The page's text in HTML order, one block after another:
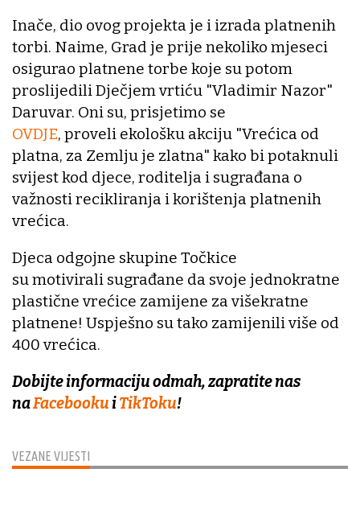
VEZANE VIJESTI
Inače, dio ovog projekta je i izrada platnenih
torbi. Naime, Grad je prije nekoliko mjeseci
osigurao platnene torbe koje su potom
proslijedili Dječjem vrtiću "Vladimir Nazor"
Daruvar. Oni su, prisjetimo se
OVDJE, proveli ekološku akciju "Vrećica od
platna, za Zemlju je zlatna" kako bi potaknuli
svijest kod djece, roditelja i sugrađana o
važnosti recikliranja i korištenja platnenih
vrećica.
Djeca odgojne skupine Točkice
su motivirali sugrađane da svoje jednokratne
plastične vrećice zamijene za višekratne
platnene! Uspješno su tako zamijenili više od
400 vrećica.
Dobijte informaciju odmah, zapratite nas
naFacebookuiTikToku!